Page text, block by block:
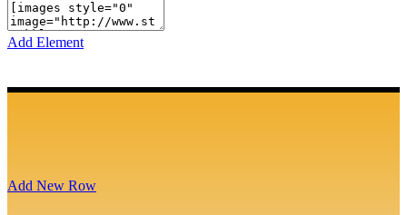
Add Element
Add New Row